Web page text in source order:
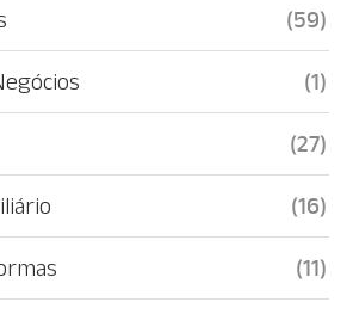
(59)
(1)
(27)
(16)
(11)